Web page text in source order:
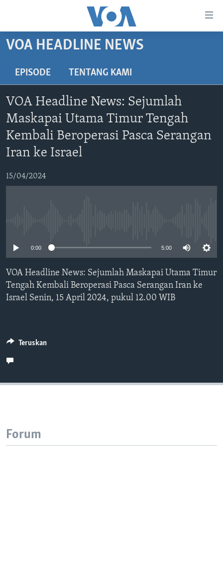
Akses
Utama
Lanjut
ke
Navigasi
Lanjut
Pencarian
DUNIA
POLYGRAPH
DAFTAR PROGRAM
Learning English
IKUTI KAMI
VOA HEADLINE NEWS
EPISODE TENTANG KAMI
VOA Headline News: Sejumlah
Maskapai Utama Timur Tengah
Kembali Beroperasi Pasca Serangan
Iran ke Israel
15/04/2024
0:00 5:00
VOA Headline News: Sejumlah Maskapai Utama Timur
Tengah Kembali Beroperasi Pasca Serangan Iran ke
Israel Senin, 15 April 2024, pukul 12.00 WIB
Teruskan
Forum